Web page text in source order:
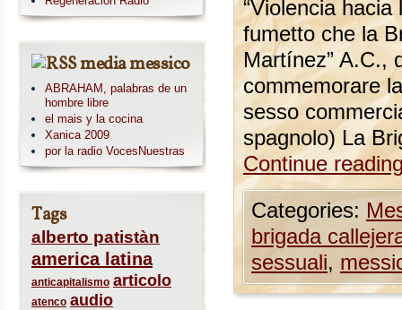
“Violencia
fumetto che la
Martínez” A.C.,
commemorare
sesso
spagnolo) La
Continue
Categories:
brigada
sessuali,
media messico
ABRAHAM, palabras de un
hombre libre
el mais y la cocina
Xanica 2009
por la radio VocesNuestras
Tags
alberto patistàn
america latina
anticapitalismo articolo
atenco audio